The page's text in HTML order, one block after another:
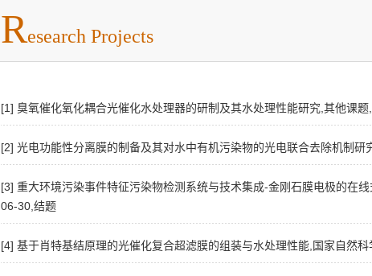
Research Projects
[1] 臭氧催化氧化耦合光催化水处理器的研制及其水处理性能研究,其他课
[2] 光电功能性分离膜的制备及其对水中有机污染物的光电联合去除机制
[3] 重大环境污染事件特征污染物检测系统与技术集成-金刚石膜电极的在
06-30,结题
[4] 基于肖特基结原理的光催化复合超滤膜的组装与水处理性能,国家自然